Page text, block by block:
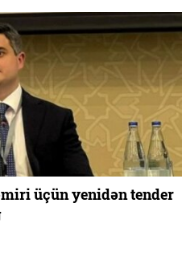
üçün yenidən tender